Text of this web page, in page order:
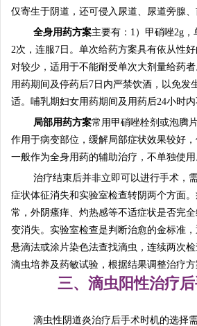
仅寄生于阴道，还可侵入尿道、尿道旁腺
全身用药方案主要有：1）甲硝唑2g
2次，连服7日。单次给药方案具有依从性
对较少，适用于不能耐受单次大剂量给药
用药期间及停药后7日内严禁饮酒，以免
适。哺乳期妇女用药期间及用药后24小时
局部用药方案常用甲硝唑栓剂或泡腾
作用于病变部位，缓解局部症状效果较好
一般作为全身用药的辅助治疗，不单独使用
治疗结束后并非立即可以进行手术，
症状体征消失和实验室检查转阴两个方面
常，外阴瘙痒、灼热感等不适症状是否完
变消失。实验室检查是判断治愈的金标准
悬滴法或涂片染色法查找滴虫，连续两次
滴虫培养及药敏试验，根据结果调整治疗方
三、滴虫阳性治疗
滴虫性阴道炎治疗后手术时机的选择